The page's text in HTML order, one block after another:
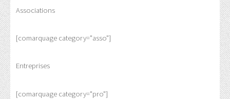
Associations
[comarquage category="asso"]
Entreprises
[comarquage category="pro"]